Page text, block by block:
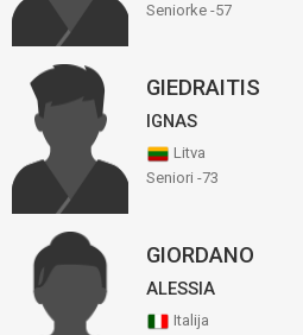
Seniorke -57
GIEDRAITIS
IGNAS
Litva
Seniori -73
GIORDANO
ALESSIA
Italija